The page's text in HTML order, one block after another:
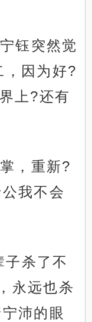
钰突然觉
，因为好?
上?还有
，重新?
我不会
子杀了不
永远也杀
沛的眼